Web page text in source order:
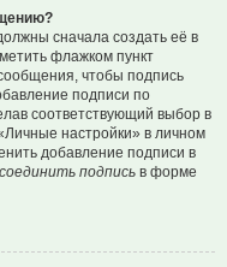
сначала создать её в
флажком пункт
чтобы подпись
подписи по
соответствующий выбор в
настройки» в личном
добавление подписи в
подпись в форме